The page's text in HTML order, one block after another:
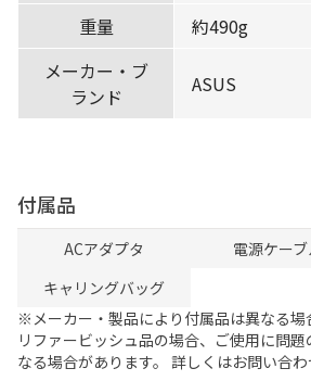
重量
約490g
メーカー・ブ
ランド
ASUS
付属品
ACアダプタ
電源ケー
キャリングバッグ
※メーカー・製品により付属品は異なる場
リファービッシュ品の場合、ご使用に問
なる場合があります。 詳しくはお問い合わ